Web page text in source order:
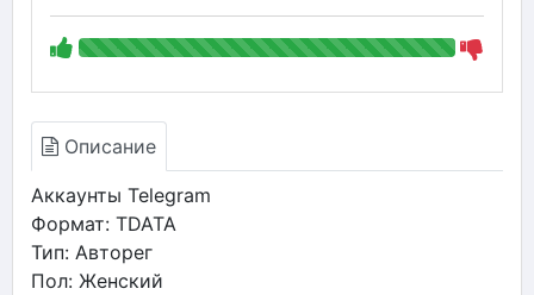
Описание
Аккаунты Telegram
Формат: TDATA
Тип: Авторег
Пол: Женский